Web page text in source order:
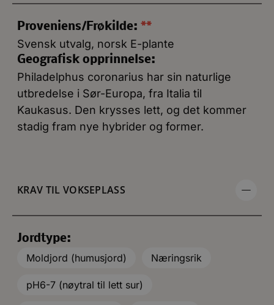
Proveniens/Frøkilde: **
Svensk utvalg, norsk E-plante
Geografisk opprinnelse:
Philadelphus coronarius har sin naturlige
utbredelse i Sør-Europa, fra Italia til
Kaukasus. Den krysses lett, og det kommer
stadig fram nye hybrider og former.
KRAV TIL VOKSEPLASS
Jordtype:
Moldjord (humusjord)
Næringsrik
pH6-7 (nøytral til lett sur)